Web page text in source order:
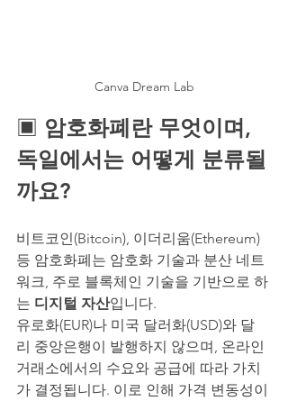
Canva Dream Lab
▣ 암호화폐란 무엇이며,
독일에서는 어떻게 분류될
까요?
비트코인(Bitcoin), 이더리움(Ethereum)
등 암호화폐는 암호화 기술과 분산 네트
워크, 주로 블록체인 기술을 기반으로 하
는 디지털 자산입니다.
유로화(EUR)나 미국 달러화(USD)와 달
리 중앙은행이 발행하지 않으며, 온라인
거래소에서의 수요와 공급에 따라 가치
가 결정됩니다. 이로 인해 가격 변동성이